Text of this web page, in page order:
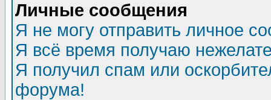
Личные сообщения
Я не могу отправить личное
Я всё время получаю
Я получил спам или
форума!